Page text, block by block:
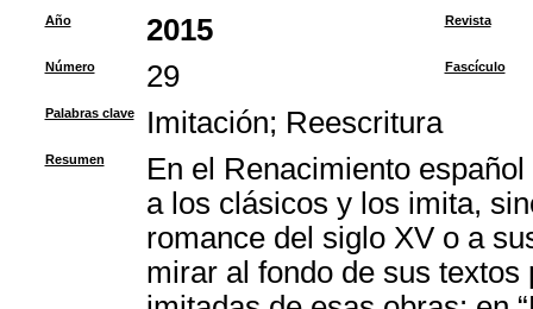
Año 2015 Revista
Número 29 Fascículo
Palabras clave Imitación; Reescritura
Resumen
En el Renacimiento
a los clásicos y los imita,
romance del siglo XV o a
mirar al fondo de sus